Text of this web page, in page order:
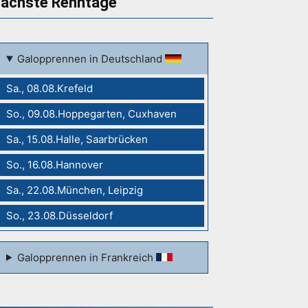
Galopprennen in Deutschland
Sa., 08.08.Krefeld
So., 09.08.Hoppegarten, Cuxhaven
Sa., 15.08.Halle, Saarbrücken
So., 16.08.Hannover
Sa., 22.08.München, Leipzig
So., 23.08.Düsseldorf
Galopprennen in Frankreich